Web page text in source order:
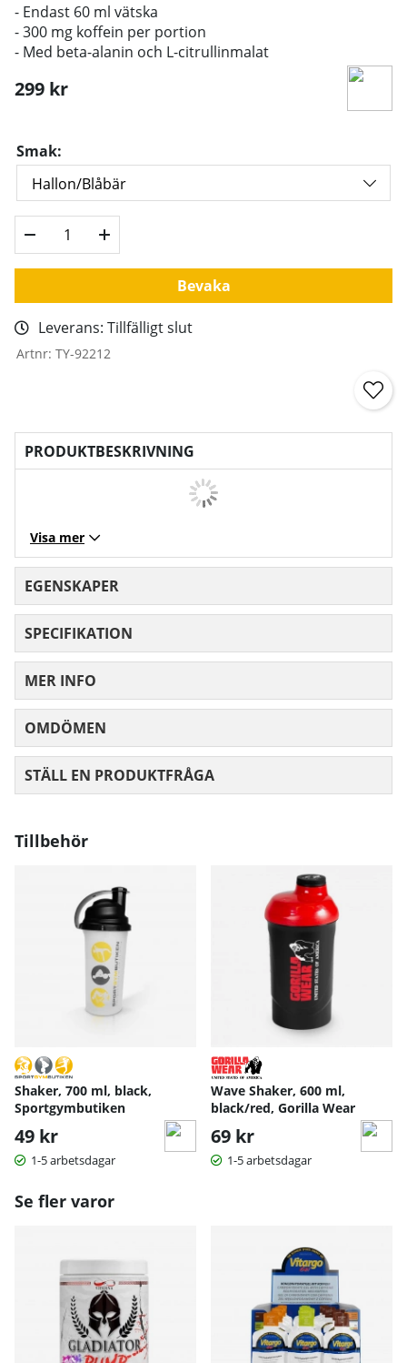
- Endast 60 ml vätska
- 300 mg koffein per portion
- Med beta-alanin och L-citrullinmalat
299 kr
Smak:
Bevaka
Leverans: Tillfälligt slut
Artnr: TY-92212
PRODUKTBESKRIVNING
Visa mer
EGENSKAPER
SPECIFIKATION
MER INFO
OMDÖMEN
STÄLL EN PRODUKTFRÅGA
Tillbehör
Shaker, 700 ml, black,
Sportgymbutiken
49 kr
1-5 arbetsdagar
Wave Shaker, 600 ml,
black/red, Gorilla Wear
69 kr
1-5 arbetsdagar
Se fler varor